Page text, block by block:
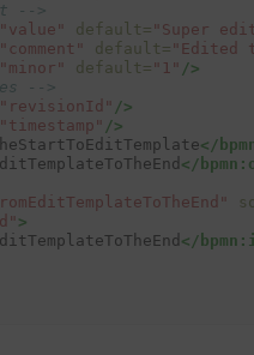
-->
"value" default= "Super
"comment" default= "Edited
"minor" default= "1" />
-->
"revisionId" />
"timestamp" />
</
</
>
</